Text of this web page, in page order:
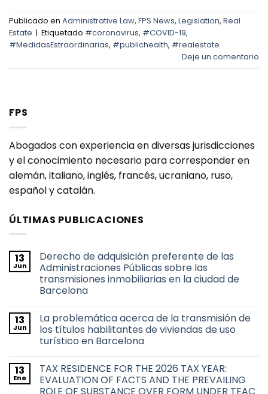
Publicado en Administrative Law, FPS News, Legislation, Real
Estate | Etiquetado #coronavirus, #COVID-19,
#MedidasEstraordinarias, #publichealth, #realestate
Deje un comentario
FPS
Abogados con experiencia en diversas jurisdicciones
y el conocimiento necesario para corresponder en
alemán, italiano, inglés, francés, ucraniano, ruso,
español y catalán.
ÚLTIMAS PUBLICACIONES
13
Jun
Derecho de adquisición preferente de las
Administraciones Públicas sobre las
transmisiones inmobiliarias en la ciudad de
Barcelona
comentarios
en
Derecho
de
de
las
Administraciones
Públicas
13
Jun
La problemática acerca de la transmisión de
los títulos habilitantes de viviendas de uso
turístico en Barcelona
comentarios
en
La
problemática
13
Ene
TAX RESIDENCE FOR THE 2026 TAX YEAR:
EVALUATION OF FACTS AND THE PREVAILING